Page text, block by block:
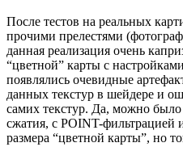
После тестов на реальных
прочими прелестями
данная реализация очень
“цветной” карты с
появлялись очевидные
данных текстур в шейдере и
самих текстур. Да, можно было
сжатия, с POINT-фильтрацией
размера “цветной карты”, но